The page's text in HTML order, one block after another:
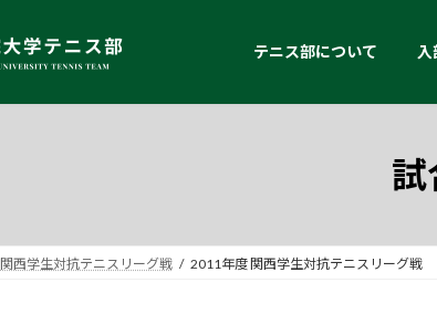
テニス部について
試
関西学生対抗テニスリーグ戦 2011年度 関西学生対抗テニスリーグ戦